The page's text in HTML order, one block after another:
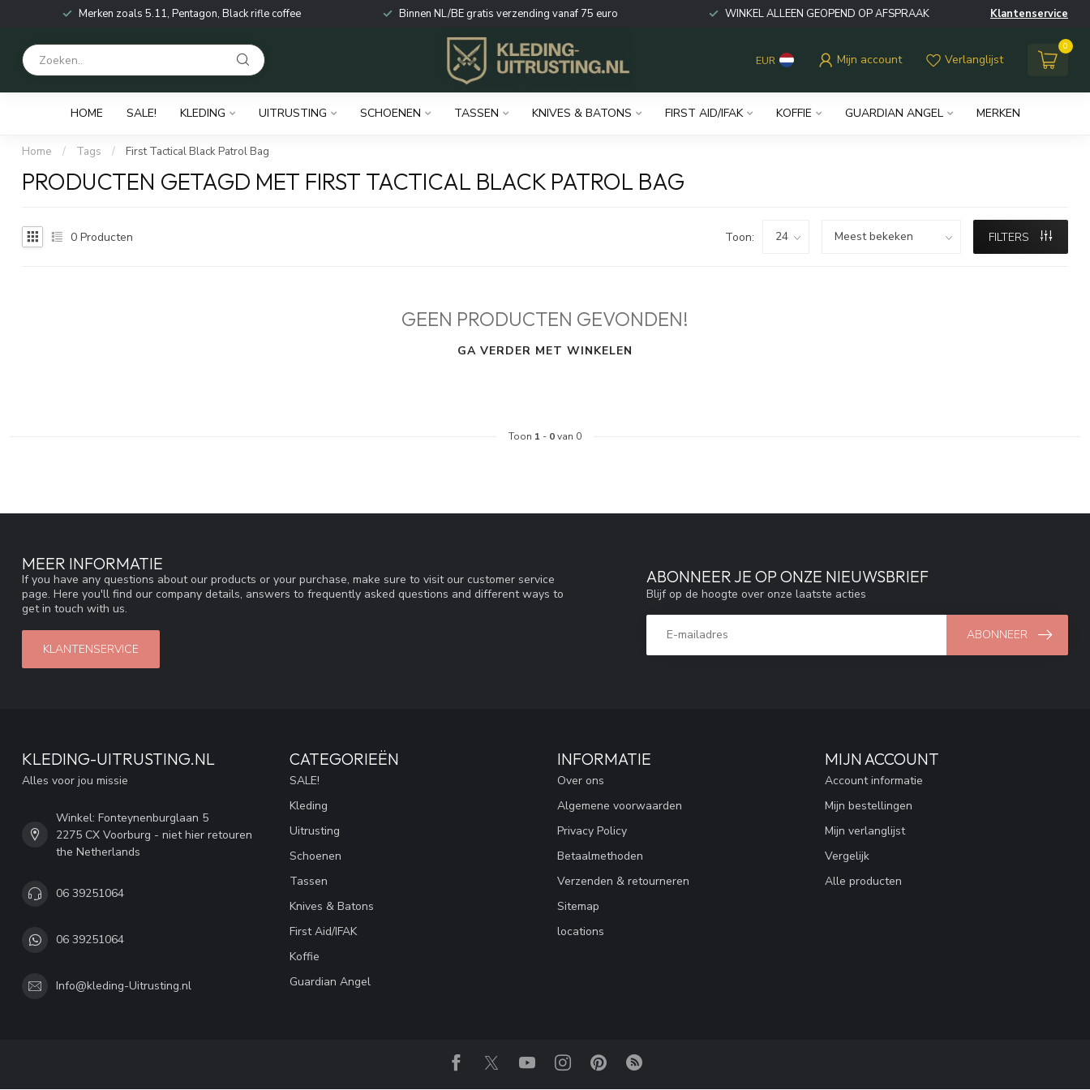
Merken zoals 5.11, Pentagon, Black rifle coffee Binnen NL/BE gratis verzending vanaf 75 euro WINKEL ALLEEN GEOPEND OP AFSPRAAK Klantenservice
EUR Mijn account Verlanglijst
0
HOME SALE! KLEDING UITRUSTING SCHOENEN TASSEN KNIVES & BATONS FIRST AID/IFAK KOFFIE GUARDIAN ANGEL MERKEN
Home / Tags / First Tactical Black Patrol Bag
PRODUCTEN GETAGD MET FIRST TACTICAL BLACK PATROL BAG
0 Producten Toon: FILTERS
GEEN PRODUCTEN GEVONDEN!
GA VERDER MET WINKELEN
Toon 1 - 0van 0
MEER INFORMATIE
If you have any questions about our products or your purchase, make sure to visit our customer service
page. Here you'll find our company details, answers to frequently asked questions and different ways to
get in touch with us.
KLANTENSERVICE
ABONNEER JE OP ONZE NIEUWSBRIEF
Blijf op de hoogte over onze laatste acties
ABONNEER
KLEDING-UITRUSTING.NL
Alles voor jou missie
Winkel: Fonteynenburglaan 5
2275 CX Voorburg - niet hier retouren
the Netherlands
06 39251064
06 39251064
Info@kleding-Uitrusting.nl
CATEGORIEËN
SALE!
Kleding
Uitrusting
Schoenen
Tassen
Knives & Batons
First Aid/IFAK
Koffie
Guardian Angel
INFORMATIE
Over ons
Algemene voorwaarden
Privacy Policy
Betaalmethoden
Verzenden & retourneren
Sitemap
locations
MIJN ACCOUNT
Account informatie
Mijn bestellingen
Mijn verlanglijst
Vergelijk
Alle producten